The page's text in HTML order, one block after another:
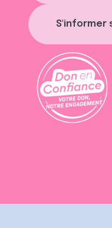
S'informer